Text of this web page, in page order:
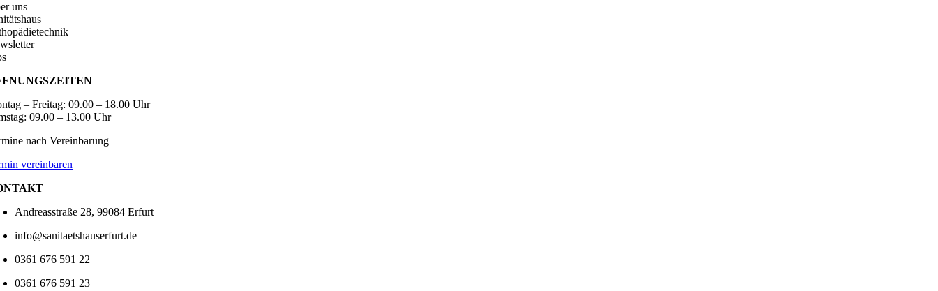
uns
– Freitag: 09.00 – 18.00 Uhr
09.00 – 13.00 Uhr
nach Vereinbarung
vereinbaren
Andreasstraße 28, 99084 Erfurt
info@sanitaetshauserfurt.de
0361 676 591 22
0361 676 591 23